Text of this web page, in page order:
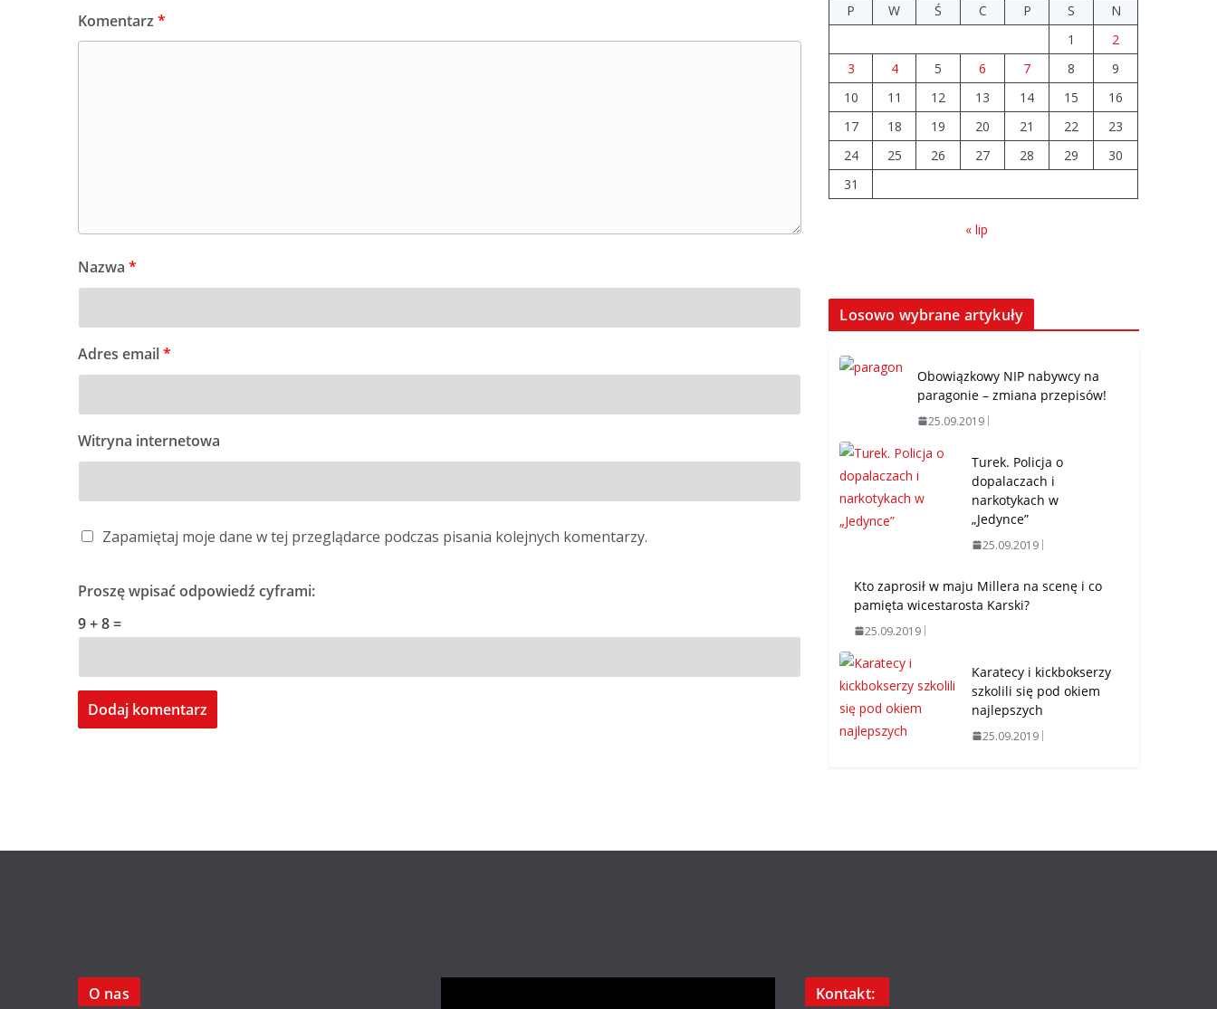
Komentarz *
Nazwa *
Adres email*
Witryna internetowa
Zapamiętaj moje dane w tej przeglądarce podczas pisania kolejnych komentarzy.
Proszę wpisać odpowiedź cyframi:
9 + 8 =
P
W Ś C P S
N
1
2
3
4 5 6 7 8
9
10
11 12 13 14 15
16
17
18 19 20 21 22
23
24
25 26 27 28 29
30
31
« lip
Losowo wybrane artykuły
Obowiązkowy NIP nabywcy na
paragonie – zmiana przepisów!
25.09.2019
Turek. Policja o
dopalaczach i
narkotykach w
„Jedynce”
25.09.2019
Kto zaprosił w maju Millera na scenę i co
pamięta wicestarosta Karski?
25.09.2019
Karatecy i kickbokserzy
szkolili się pod okiem
najlepszych
25.09.2019
O nas
Kontakt: